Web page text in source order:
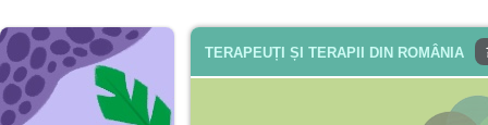
TERAPEUȚI ȘI TERAPII DIN ROMÂNIA